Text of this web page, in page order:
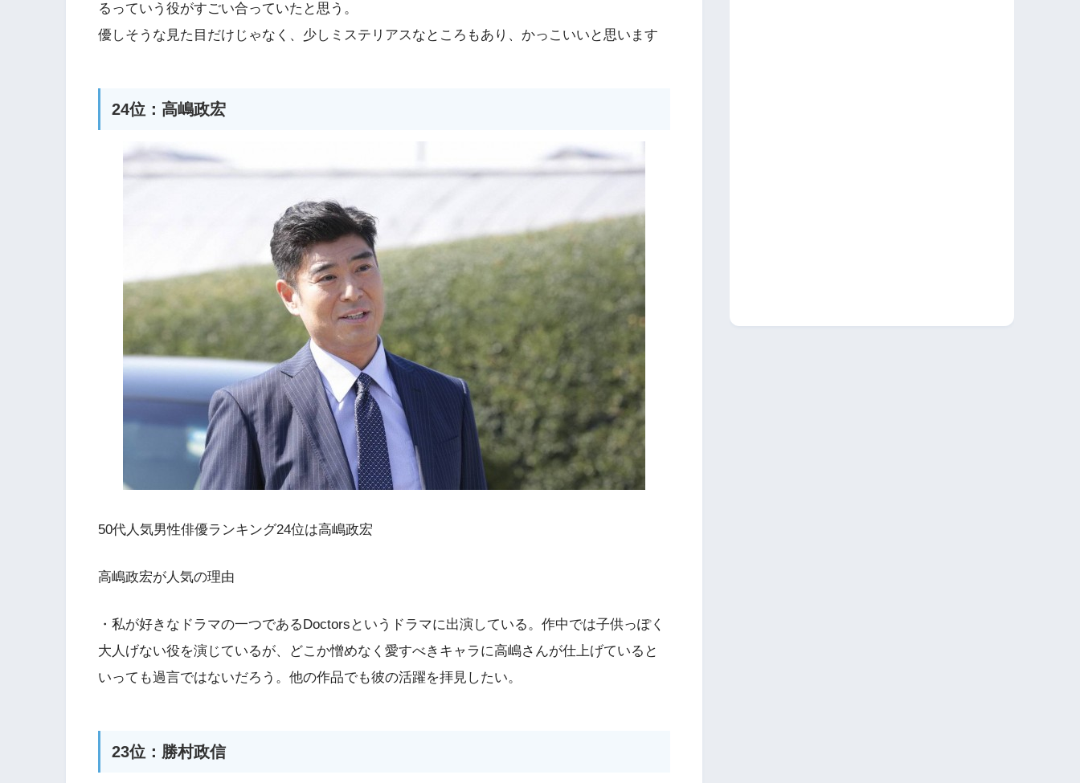
るっていう役がすごい合っていたと思う。
優しそうな見た目だけじゃなく、少しミステリアスなところもあり、かっこいいと思います
24位：高嶋政宏
50代人気男性俳優ランキング24位は高嶋政宏
高嶋政宏が人気の理由
・私が好きなドラマの一つであるDoctorsというドラマに出演している。作中では子供っぽく
大人げない役を演じているが、どこか憎めなく愛すべきキャラに高嶋さんが仕上げていると
いっても過言ではないだろう。他の作品でも彼の活躍を拝見したい。
23位：勝村政信